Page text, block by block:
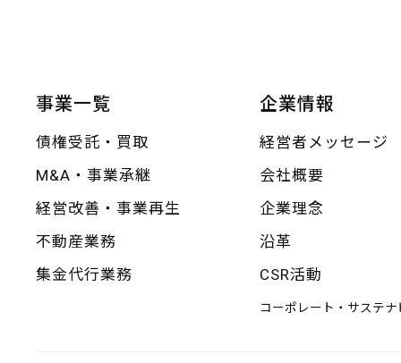
事業一覧
債権受託・買取
M&A・事業承継
経営改善・事業再生
不動産業務
集金代行業務
企業情報
経営者メッセージ
会社概要
企業理念
沿革
CSR活動
コーポレート・サステナ